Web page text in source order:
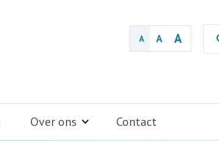
A A A
Over ons Contact